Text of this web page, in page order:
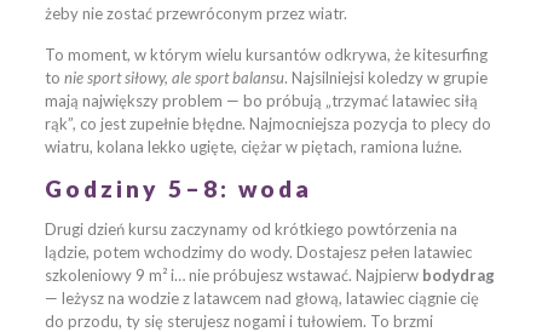
żeby nie zostać przewróconym przez wiatr.
To moment, w którym wielu kursantów odkrywa, że kitesurfing
to nie sport siłowy, ale sport balansu. Najsilniejsi koledzy w grupie
mają największy problem — bo próbują „trzymać latawiec siłą
rąk”, co jest zupełnie błędne. Najmocniejsza pozycja to plecy do
wiatru, kolana lekko ugięte, ciężar w piętach, ramiona luźne.
Godziny 5–8: woda
Drugi dzień kursu zaczynamy od krótkiego powtórzenia na
lądzie, potem wchodzimy do wody. Dostajesz pełen latawiec
szkoleniowy 9 m² i… nie próbujesz wstawać. Najpierw bodydrag
— leżysz na wodzie z latawcem nad głową, latawiec ciągnie cię
do przodu, ty się sterujesz nogami i tułowiem. To brzmi